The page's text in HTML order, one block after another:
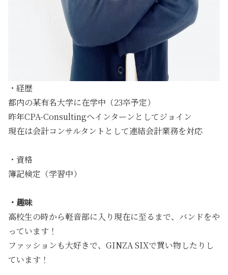
・経歴
都内の某有名大学に在学中（23卒予定）
昨年CPA-Consultingへインターンとしてジョイン
現在は会計コンサルタントとして連結会計業務を対応
・資格
簿記検定（学習中）
・趣味
高校生の時から軽音部に入り現在に至るまで、バンドをや
っています！
ファッションも大好きで、GINZA SIXで買い物したりし
ています！